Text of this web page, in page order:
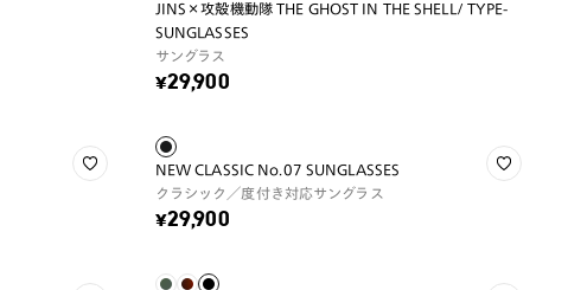
JINS×攻殻機動隊 THE GHOST IN THE SHELL/ TYPE-
SUNGLASSES
サングラス
¥29,900
NEW CLASSIC No.07 SUNGLASSES
クラシック／度付き対応サングラス
¥29,900